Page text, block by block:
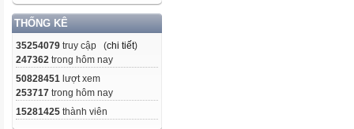
THỐNG KÊ
35254079 truy cập (chi tiết)
247362 trong hôm nay
50828451 lượt xem
253717 trong hôm nay
15281425 thành viên